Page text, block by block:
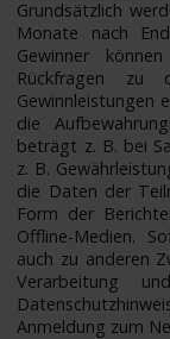
Grundsätzlich
Monate nach
Gewinner
Rückfragen zu
Gewinnleistungen
die
beträgt z. B. bei
z. B.
die Daten der
Form der
Offline-Medien.
auch zu anderen
Verarbeitung
Anmeldung zum